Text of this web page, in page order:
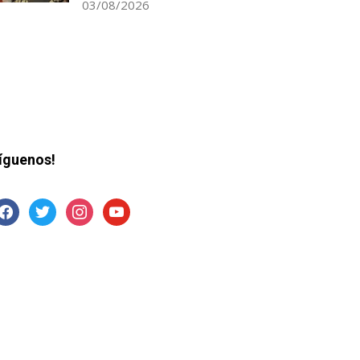
03/08/2026
twitter instagramyoutube